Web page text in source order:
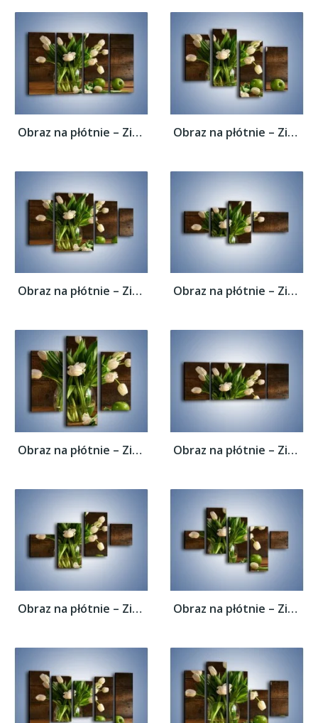
Obraz na płótnie – Zielone jabłka przy... Obraz na płótnie – Zielone jabłka przy...
Obraz na płótnie – Zielone jabłka przy... Obraz na płótnie – Zielone jabłka przy...
Obraz na płótnie – Zielone jabłka przy... Obraz na płótnie – Zielone jabłka przy...
Obraz na płótnie – Zielone jabłka przy... Obraz na płótnie – Zielone jabłka przy...